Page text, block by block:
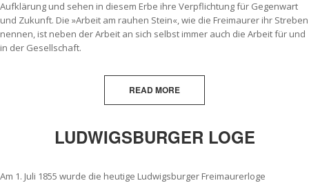
Aufklärung und sehen in diesem Erbe ihre Verpflichtung für Gegenwart
und Zukunft. Die »Arbeit am rauhen Stein«, wie die Freimaurer ihr Streben
nennen, ist neben der Arbeit an sich selbst immer auch die Arbeit für und
in der Gesellschaft.
READ MORE
LUDWIGSBURGER LOGE
Am 1. Juli 1855 wurde die heutige Ludwigsburger Freimaurerloge